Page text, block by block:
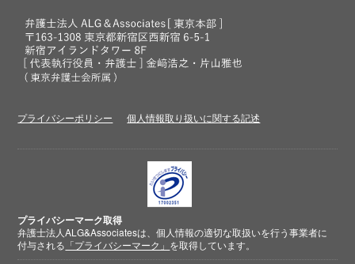
プライバシーポリシー 個人情報取り扱いに関する記述
プライバシーマーク取得
弁護士法人ALG&Associatesは、個人情報の適切な取扱いを行う事業者に
付与される 「プライバシーマーク」 を取得しています。